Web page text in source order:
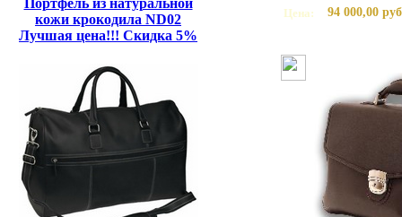
Портфель из натуральной
кожи крокодила ND02
Лучшая цена!!! Скидка 5%
Цена:
94 000,00